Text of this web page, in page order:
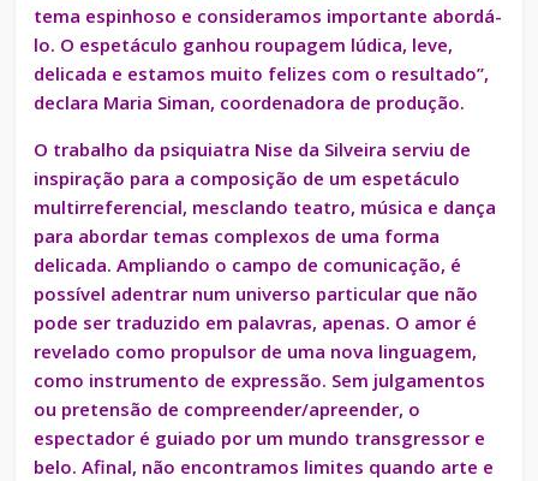
tema espinhoso e consideramos importante abordá-
lo. O espetáculo ganhou roupagem lúdica, leve,
delicada e estamos muito felizes com o resultado”,
declara Maria Siman, coordenadora de produção.
O trabalho da psiquiatra Nise da Silveira serviu de
inspiração para a composição de um espetáculo
multirreferencial, mesclando teatro, música e dança
para abordar temas complexos de uma forma
delicada. Ampliando o campo de comunicação, é
possível adentrar num universo particular que não
pode ser traduzido em palavras, apenas. O amor é
revelado como propulsor de uma nova linguagem,
como instrumento de expressão. Sem julgamentos
ou pretensão de compreender/apreender, o
espectador é guiado por um mundo transgressor e
belo. Afinal, não encontramos limites quando arte e